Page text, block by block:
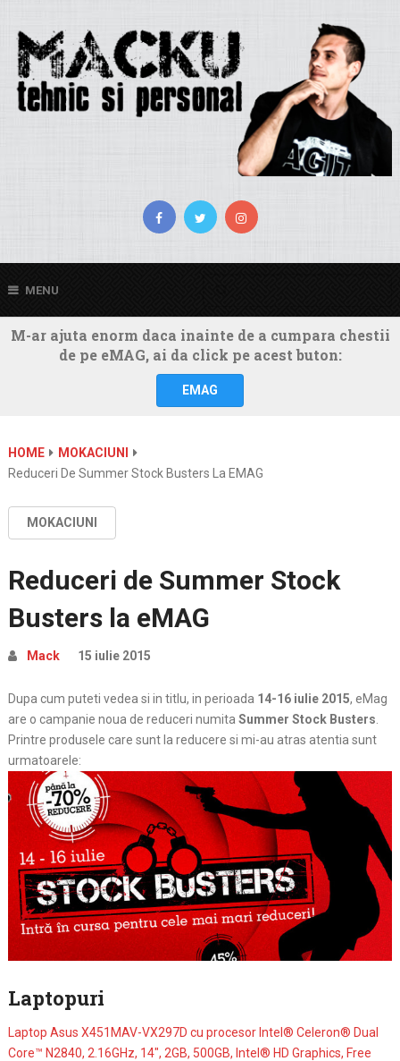
MENU
M-ar ajuta enorm daca inainte de a cumpara chestii
de pe eMAG, ai da click pe acest buton:
EMAG
HOME
MOKACIUNI
Reduceri De Summer Stock Busters La EMAG
MOKACIUNI
Reduceri de Summer Stock
Busters la eMAG
Mack 15 iulie 2015
Dupa cum puteti vedea si in titlu, in perioada 14-16 iulie 2015, eMag
are o campanie noua de reduceri numita Summer Stock Busters
Printre produsele care sunt la reducere si mi-au atras atentia sunt
urmatoarele:
Laptopuri
Laptop Asus X451MAV-VX297D cu procesor Intel® Celeron® Dual
Core™ N2840, 2.16GHz, 14″, 2GB, 500GB, Intel® HD Graphics, Free